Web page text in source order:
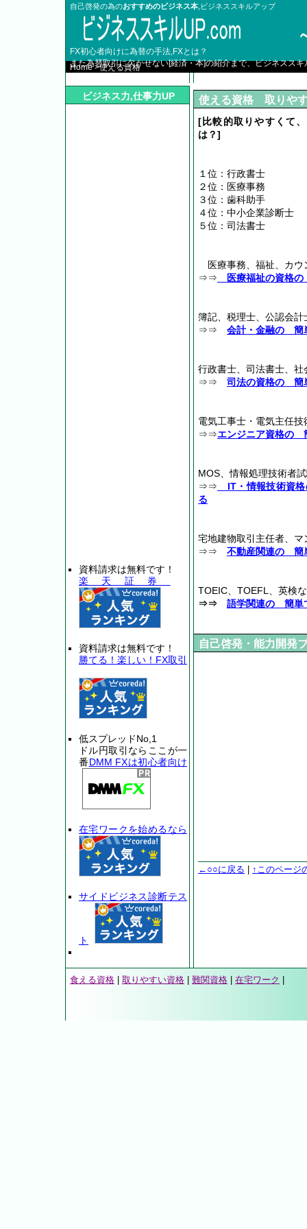
自己啓発の為のおすすめのビジネス本 ,ビジネススキルアップ
FX初心者向けに為替の手法,FXとは？
また為替取引に欠かせない[経済・本]の紹介まで、ビジネスス
Home>使える資格
使える資格 取りや
[比較的取りやすくて
は？]
１位：行政書士
２位：医療事務
３位：歯科助手
４位：中小企業診断士
５位：司法書士
医療事務、福祉、カウ
⇒⇒ 医療福祉の資格の
簿記、税理士、公認会
⇒⇒ 会計・金融の 簡
行政書士、司法書士、
⇒⇒
司法の資格の 簡
電気工事士・電気主任
⇒⇒エンジニア資格の
MOS、情報処理技術者
⇒⇒ IT・情報技術資
る
宅地建物取引主任者、
⇒⇒
不動産関連の 簡
TOEIC、TOEFL、英検
⇒⇒ 語学関連の 簡単
自己啓発・能力開発
←○○に戻る ↑このページ
ビジネス力,仕事力UP
資料請求は無料です！
楽天証券
資料請求は無料です！
勝てる！楽しい！FX取引
低スプレッドNo,1
ドル円取引ならここが一
番 DMM FXは初心者向け
在宅ワークを始めるなら
サイドビジネス診断テス
ト
食える資格 取りやすい資格 難関資格 在宅ワーク